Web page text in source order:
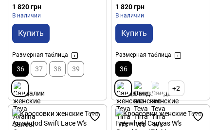
1 820 грн
В наличии
Купить
Размерная таблица
36 37 38 39
1 820 грн
В наличии
Купить
Размерная таблица
36
+2